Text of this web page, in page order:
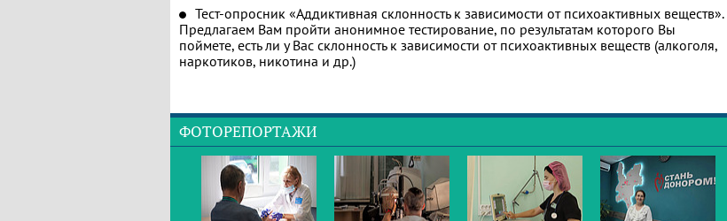
Тест-опросник «Аддиктивная склонность к зависимости от психоактивных веществ».
Предлагаем Вам пройти анонимное тестирование, по результатам которого Вы
поймете, есть ли у Вас склонность к зависимости от психоактивных веществ (алкоголя,
наркотиков, никотина и др.)
ФОТОРЕПОРТАЖИ